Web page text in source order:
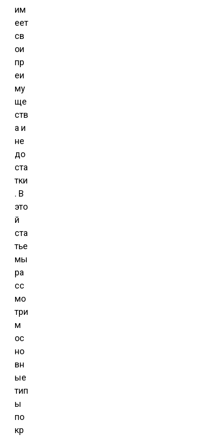
им
еет
св
ои
пр
еи
му
ще
ств
а и
не
до
ста
тки
. В
это
й
ста
тье
мы
ра
сс
мо
три
м
ос
но
вн
ые
тип
ы
по
кр